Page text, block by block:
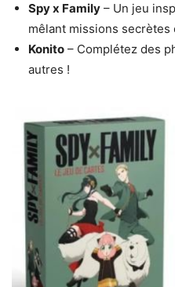
Spy x Family – Un jeu
mêlant missions secrètes
Konito – Complétez des
autres !